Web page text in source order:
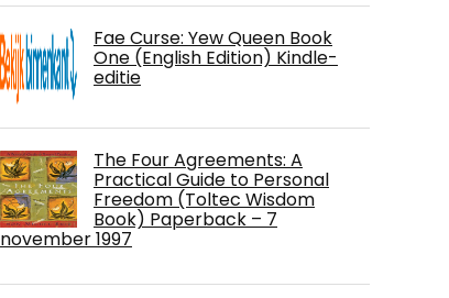
Fae Curse: Yew Queen Book
One (English Edition) Kindle-
editie
The Four Agreements: A
Practical Guide to Personal
Freedom (Toltec Wisdom
Book) Paperback – 7
november 1997